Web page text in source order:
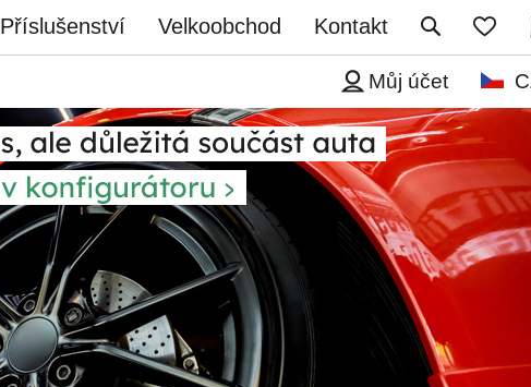
Kontakt
Velkoobchod
Příslušenství
Můj účet